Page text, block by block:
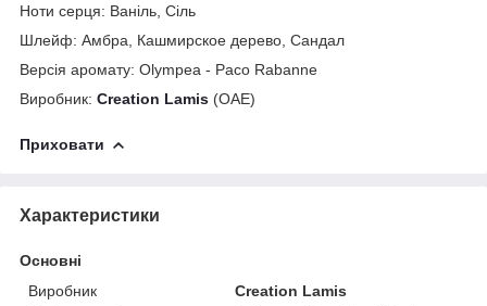
Ноти серця: Ваніль, Сіль
Шлейф: Амбра, Кашмирское дерево, Сандал
Версія аромату: Olympea - Paco Rabanne
Виробник: Creation Lamis (ОАЕ)
Приховати
Характеристики
Основні
Виробник
Creation Lamis